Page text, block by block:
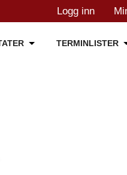
Logg inn
TERMINLISTER